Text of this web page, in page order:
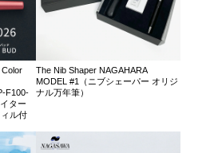
Color
F100-
ター
ル付
The Nib Shaper NAGAHARA
MODEL #1（ニブシェーパー オリジ
ナル万年筆）